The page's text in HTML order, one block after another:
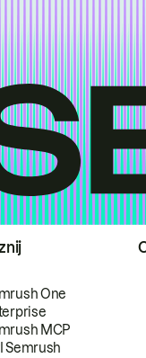
One
MCP
Semrush